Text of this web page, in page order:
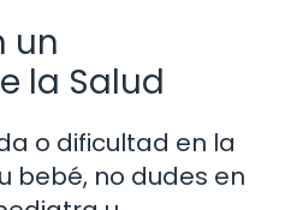
un
la Salud
o dificultad en la
bebé, no dudes en